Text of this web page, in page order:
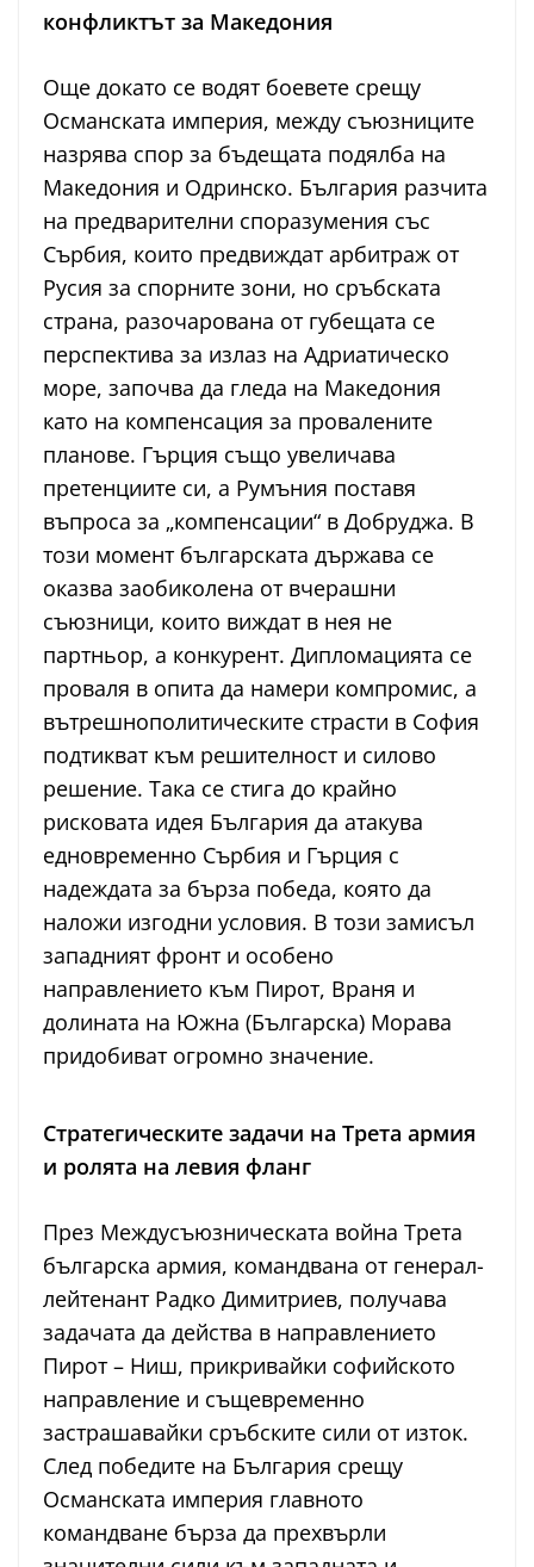
конфликтът за Македония
Още докато се водят боевете срещу
Османската империя, между съюзниците
назрява спор за бъдещата подялба на
Македония и Одринско. България разчита
на предварителни споразумения със
Сърбия, които предвиждат арбитраж от
Русия за спорните зони, но сръбската
страна, разочарована от губещата се
перспектива за излаз на Адриатическо
море, започва да гледа на Македония
като на компенсация за провалените
планове. Гърция също увеличава
претенциите си, а Румъния поставя
въпроса за „компенсации“ в Добруджа. В
този момент българската държава се
оказва заобиколена от вчерашни
съюзници, които виждат в нея не
партньор, а конкурент. Дипломацията се
проваля в опита да намери компромис, а
вътрешнополитическите страсти в София
подтикват към решителност и силово
решение. Така се стига до крайно
рисковата идея България да атакува
едновременно Сърбия и Гърция с
надеждата за бърза победа, която да
наложи изгодни условия. В този замисъл
западният фронт и особено
направлението към Пирот, Враня и
долината на Южна (Българска) Морава
придобиват огромно значение.
Стратегическите задачи на Трета армия
и ролята на левия фланг
През Междусъюзническата война Трета
българска армия, командвана от генерал-
лейтенант Радко Димитриев, получава
задачата да действа в направлението
Пирот – Ниш, прикривайки софийското
направление и същевременно
застрашавайки сръбските сили от изток.
След победите на България срещу
Османската империя главното
командване бърза да прехвърли